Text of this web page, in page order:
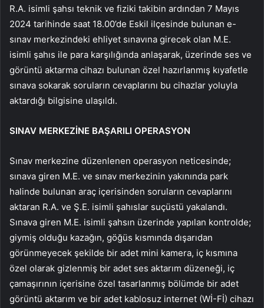
R.A. isimli şahsı teknik ve fiziki takibin ardından 7 Mayıs
2024 tarihinde saat 18.00’de Eskil ilçesinde bulunan e-
sınav merkezindeki ehliyet sınavına girecek olan M.E.
isimli şahıs ile para karşılığında anlaşarak, üzerinde ses ve
görüntü aktarma cihazı bulunan özel hazırlanmış kıyafetle
sınava sokarak soruların cevaplarını bu cihazlar yoluyla
aktardığı bilgisine ulaşıldı.
SINAV MERKEZİNE BAŞARILI OPERASYON
Sınav merkezine düzenlenen operasyon neticesinde;
sınava giren M.E. ve sınav merkezinin yakınında park
halinde bulunan araç içerisinden soruların cevaplarını
aktaran R.A. ve Ş.E. isimli şahıslar suçüstü yakalandı.
Sınava giren M.E. isimli şahsın üzerinde yapılan kontrolde;
giymiş olduğu kazağın, göğüs kısmında dışarıdan
görünmeyecek şekilde bir adet mini kamera, iç kısmına
özel olarak gizlenmiş bir adet ses aktarım düzeneği, iç
çamaşırının içerisine özel tasarlanmış bölümde bir adet
görüntü aktarım ve bir adet kablosuz internet (Wİ-Fİ) cihazı